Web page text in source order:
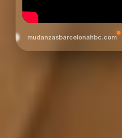
mudanzasbarcelonahbc.com